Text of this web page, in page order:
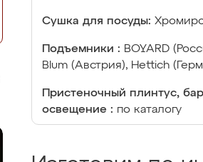
Сушка для посуды:
Подъемники : BOYARD
Blum (Австрия), Hettich
Пристеночный плинтус,
освещение : по каталогу